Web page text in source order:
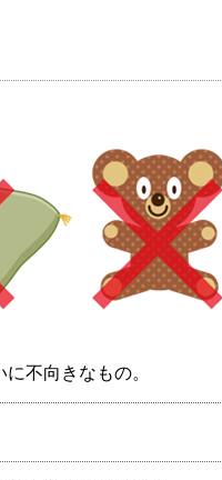
不向きなもの。